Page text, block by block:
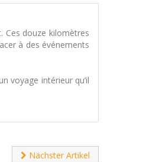
Ces douze kilomètres
à des événements
voyage intérieur qu’il
Nächster Artikel